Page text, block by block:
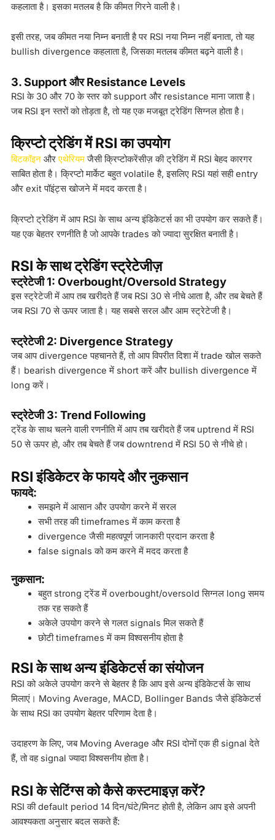
कहलाता है। इसका मतलब है कि कीमत गिरने वाली है।
इसी तरह, जब कीमत नया निम्न बनाती है पर RSI नया निम्न नहीं बनाता, तो यह
bullish divergence कहलाता है, जिसका मतलब कीमत बढ़ने वाली है।
3. Support और Resistance Levels
RSI के 30 और 70 के स्तर को support और resistance माना जाता है।
जब RSI इन स्तरों को तोड़ता है, तो यह एक मजबूत ट्रेडिंग सिग्नल होता है।
क्रिप्टो ट्रेडिंग में RSI का उपयोग
बिटकॉइनऔरएथेरियमजैसी क्रिप्टोकरेंसीज़ की ट्रेडिंग में RSI बेहद कारगर
साबित होता है। क्रिप्टो मार्केट बहुत volatile है, इसलिए RSI यहां सही entry
और exit पॉइंट्स खोजने में मदद करता है।
क्रिप्टो ट्रेडिंग में आप RSI के साथ अन्य इंडिकेटर्स का भी उपयोग कर सकते हैं।
यह एक बेहतर रणनीति है जो आपके trades को ज्यादा सुरक्षित बनाती है।
RSI के साथ ट्रेडिंग स्ट्रेटेजीज़
स्ट्रेटेजी 1: Overbought/Oversold Strategy
इस स्ट्रेटेजी में आप तब खरीदते हैं जब RSI 30 से नीचे आता है, और तब बेचते हैं
जब RSI 70 से ऊपर जाता है। यह सबसे सरल और आम स्ट्रेटेजी है।
स्ट्रेटेजी 2: Divergence Strategy
जब आप divergence पहचानते हैं, तो आप विपरीत दिशा में trade खोल सकते
हैं। bearish divergence में short करें और bullish divergence में
long करें।
स्ट्रेटेजी 3: Trend Following
ट्रेंड के साथ चलने वाली रणनीति में आप तब खरीदते हैं जब uptrend में RSI
50 से ऊपर हो, और तब बेचते हैं जब downtrend में RSI 50 से नीचे हो।
RSI इंडिकेटर के फायदे और नुकसान
फायदे:
समझने में आसान और उपयोग करने में सरल
सभी तरह की timeframes में काम करता है
divergence जैसी महत्वपूर्ण जानकारी प्रदान करता है
false signals को कम करने में मदद करता है
नुकसान:
बहुत strong ट्रेंड में overbought/oversold सिग्नल long समय
तक रह सकते हैं
अकेले उपयोग करने से गलत signals मिल सकते हैं
छोटी timeframes में कम विश्वसनीय होता है
RSI के साथ अन्य इंडिकेटर्स का संयोजन
RSI को अकेले उपयोग करने से बेहतर है कि आप इसे अन्य इंडिकेटर्स के साथ
मिलाएं। Moving Average, MACD, Bollinger Bands जैसे इंडिकेटर्स
के साथ RSI का उपयोग बेहतर परिणाम देता है।
उदाहरण के लिए, जब Moving Average और RSI दोनों एक ही signal देते
हैं, तो वह signal ज्यादा विश्वसनीय होता है।
RSI के सेटिंग्स को कैसे कस्टमाइज़ करें?
RSI की default period 14 दिन/घंटे/मिनट होती है, लेकिन आप इसे अपनी
आवश्यकता अनुसार बदल सकते हैं: